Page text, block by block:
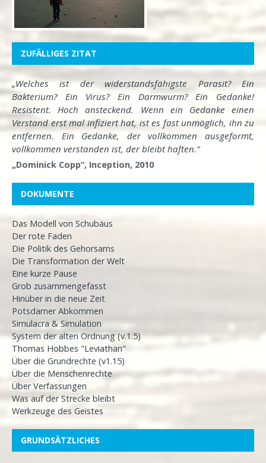
ZUFÄLLIGES ZITAT
„Welches ist der widerstandsfähigste Parasit? Ein
Bakterium? Ein Virus? Ein Darmwurm? Ein Gedanke!
Resistent. Hoch ansteckend. Wenn ein Gedanke einen
Verstand erst mal infiziert hat, ist es fast unmöglich, ihn zu
entfernen. Ein Gedanke, der vollkommen ausgeformt,
vollkommen verstanden ist, der bleibt haften.“
„Dominick Copp“, Inception, 2010
DOKUMENTE
Das Modell von Schubäus
Der rote Faden
Die Politik des Gehorsams
Die Transformation der Welt
Eine kurze Pause
Grob zusammengefasst
Hinüber in die neue Zeit
Potsdamer Abkommen
Simulacra & Simulation
System der alten Ordnung (v.1.5)
Thomas Hobbes "Leviathan"
Über die Grundrechte (v1.15)
Über die Menschenrechte
Über Verfassungen
Was auf der Strecke bleibt
Werkzeuge des Geistes
GRUNDSÄTZLICHES